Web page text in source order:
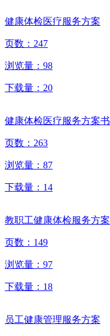
健康体检医疗服务方案
页数： 247
浏览量： 98
下载量： 20
健康体检医疗服务方案书
页数： 263
浏览量： 87
下载量： 14
教职工健康体检服务方案
页数： 149
浏览量： 97
下载量： 18
员工健康管理服务方案